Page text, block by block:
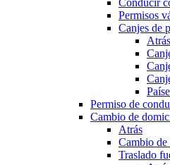
Conducir
Permisos
Canjes de
Atrás
Permiso de
Cambio de
Atrás
Cambio de
Traslado